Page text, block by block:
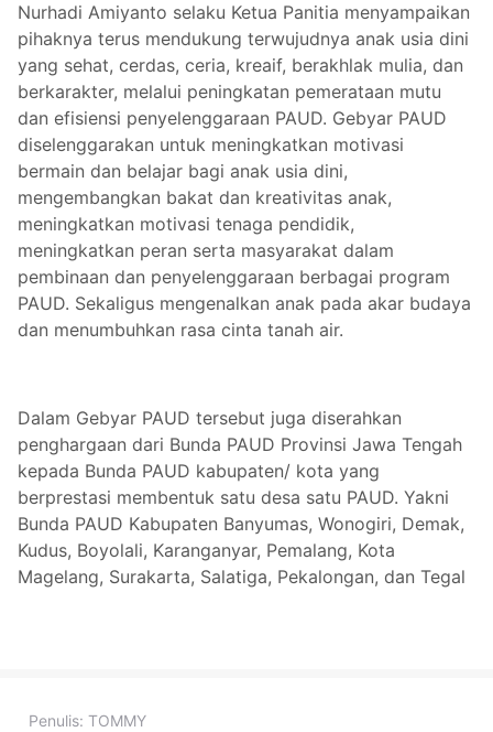
Nurhadi Amiyanto selaku Ketua Panitia menyampaikan
pihaknya terus mendukung terwujudnya anak usia dini
yang sehat, cerdas, ceria, kreaif, berakhlak mulia, dan
berkarakter, melalui peningkatan pemerataan mutu
dan efisiensi penyelenggaraan PAUD. Gebyar PAUD
diselenggarakan untuk meningkatkan motivasi
bermain dan belajar bagi anak usia dini,
mengembangkan bakat dan kreativitas anak,
meningkatkan motivasi tenaga pendidik,
meningkatkan peran serta masyarakat dalam
pembinaan dan penyelenggaraan berbagai program
PAUD. Sekaligus mengenalkan anak pada akar budaya
dan menumbuhkan rasa cinta tanah air.
Dalam Gebyar PAUD tersebut juga diserahkan
penghargaan dari Bunda PAUD Provinsi Jawa Tengah
kepada Bunda PAUD kabupaten/ kota yang
berprestasi membentuk satu desa satu PAUD. Yakni
Bunda PAUD Kabupaten Banyumas, Wonogiri, Demak,
Kudus, Boyolali, Karanganyar, Pemalang, Kota
Magelang, Surakarta, Salatiga, Pekalongan, dan Tegal
Penulis: TOMMY